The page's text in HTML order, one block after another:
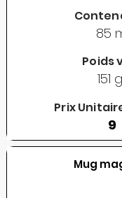
85
Poids
151
Prix
9
Mug